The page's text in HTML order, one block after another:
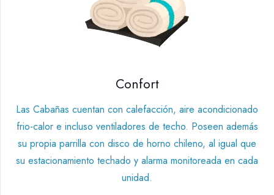
Confort
Las Cabañas cuentan con calefacción, aire acondicionado
frio-calor e incluso ventiladores de techo. Poseen además
su propia parrilla con disco de horno chileno, al igual que
su estacionamiento techado y alarma monitoreada en cada
unidad.